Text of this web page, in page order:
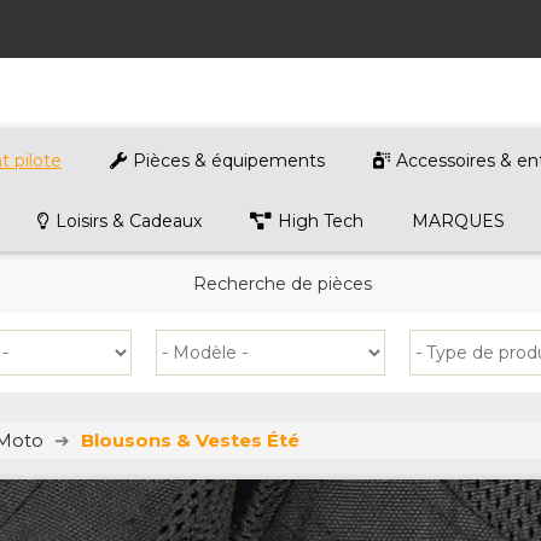
pilote Pièces & équipements Accessoires &
Loisirs & Cadeaux High Tech MARQUES
Recherche de pièces
Blousons & Vestes Été